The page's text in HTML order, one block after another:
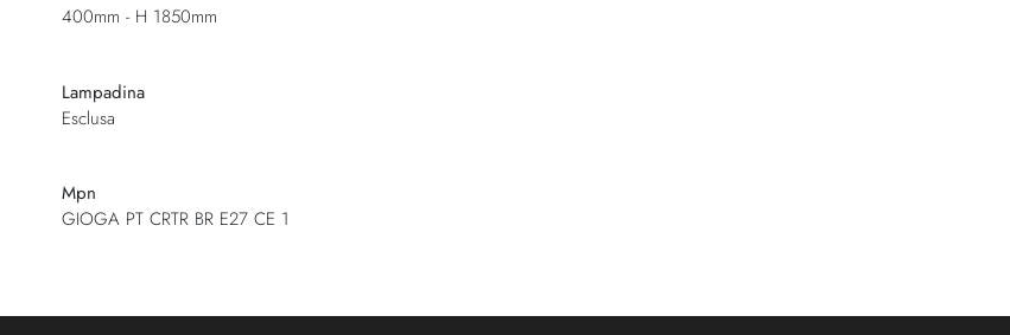
400mm - H 1850mm
Lampadina
Esclusa
Mpn
GIOGA PT CRTR BR E27 CE 1